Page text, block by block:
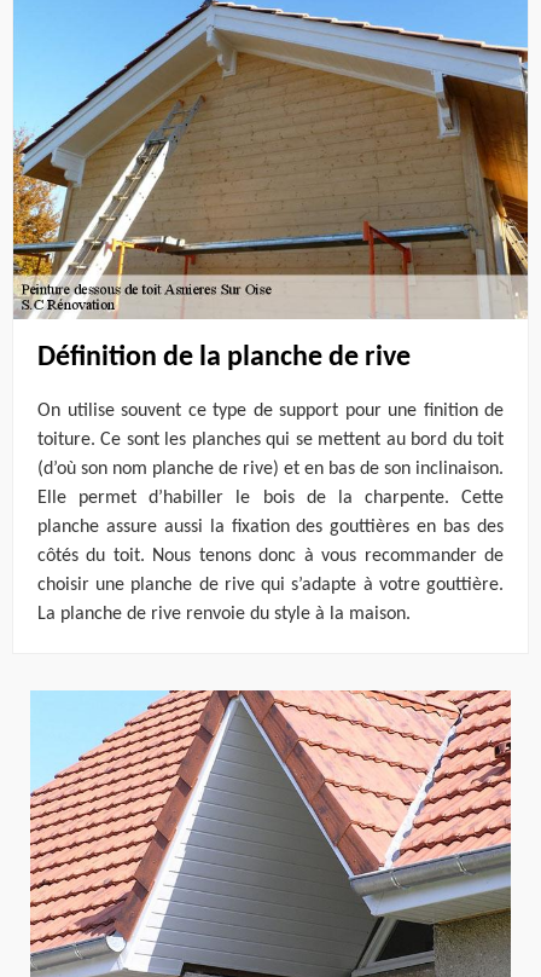
Définition de la planche de rive
On utilise souvent ce type de support pour une finition de
toiture. Ce sont les planches qui se mettent au bord du toit
(d’où son nom planche de rive) et en bas de son inclinaison.
Elle permet d’habiller le bois de la charpente. Cette
planche assure aussi la fixation des gouttières en bas des
côtés du toit. Nous tenons donc à vous recommander de
choisir une planche de rive qui s’adapte à votre gouttière.
La planche de rive renvoie du style à la maison.